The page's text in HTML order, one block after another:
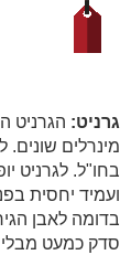
גרניט: הגרניט
מינרלים שונים.
בחו"ל. לגרניט
ועמיד יחסית
בדומה לאבן
סדק כמעט מבלי